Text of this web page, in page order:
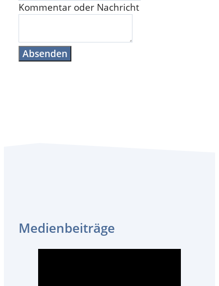
Kommentar oder Nachricht
Absenden
Medienbeiträge